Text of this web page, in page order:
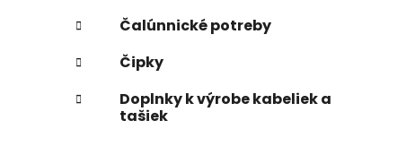
Čalúnnické potreby
Čipky
Doplnky k výrobe kabeliek a
tašiek